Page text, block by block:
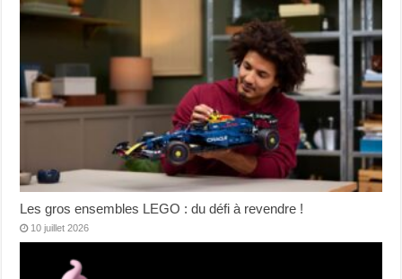
Les gros ensembles LEGO : du défi à revendre !
10 juillet 2026